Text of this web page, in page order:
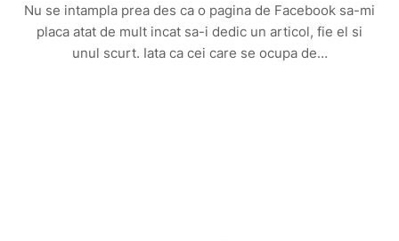
Nu se intampla prea des ca o pagina de Facebook sa-mi
placa atat de mult incat sa-i dedic un articol, fie el si
unul scurt. Iata ca cei care se ocupa de…